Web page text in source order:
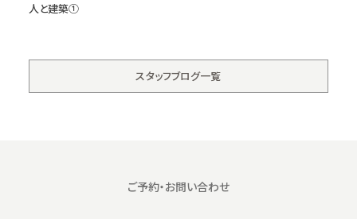
人と建築①
スタッフブログ一覧
ご予約・お問い合わせ